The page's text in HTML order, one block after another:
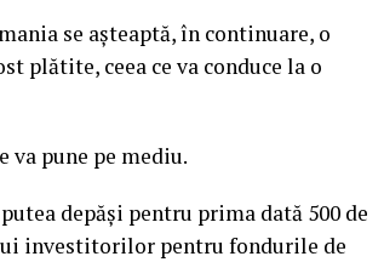
se așteaptă, în continuare, o
plătite, ceea ce va conduce la o
va pune pe mediu.
depăşi pentru prima dată 500 de
investitorilor pentru fondurile de